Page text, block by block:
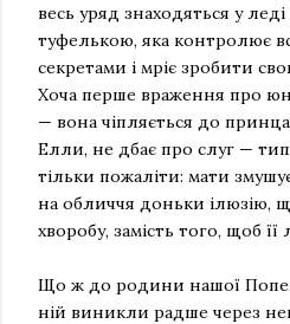
весь уряд знаходяться у
туфелькою, яка контролює
секретами і мріє зробити
Хоча перше враження про
— вона чіпляється до
Елли, не дбає про слуг —
тільки пожаліти: мати
на обличчя доньки ілюзію,
хворобу, замість того, щоб її
Що ж до родини нашої
ній виникли радше через